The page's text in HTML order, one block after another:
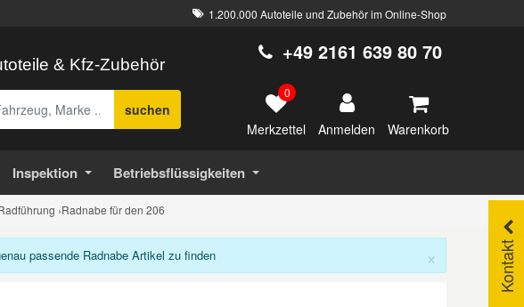
1.200.000 Autoteile und Zubehör im Online-Shop
& Kfz-Zubehör
suchen
+49 2161 639 80 70
0
Merkzettel Anmelden Warenkorb
Inspektion Betriebsflüssigkeiten
›Radnabe für den 206
Kontakt
×
passende Radnabe Artikel zu finden